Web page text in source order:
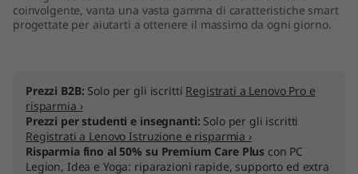
coinvolgente, vanta una vasta gamma di caratteristiche smart
progettate per aiutarti a ottenere il massimo da ogni giorno.
Prezzi B2B: Solo per gli iscritti Registrati a Lenovo Pro e
risparmia ›
Prezzi per studenti e insegnanti: Solo per gli iscritti
Registrati a Lenovo Istruzione e risparmia ›
Risparmia fino al 50% su Premium Care Plus con PC
Legion, Idea e Yoga: riparazioni rapide, supporto ed extra